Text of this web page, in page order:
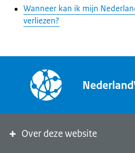
Wanneer kan ik mijn
verliezen?
Over deze website